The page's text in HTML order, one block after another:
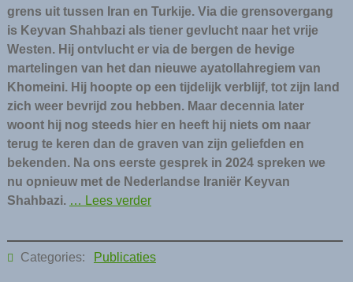
grens uit tussen Iran en Turkije. Via die grensovergang
is Keyvan Shahbazi als tiener gevlucht naar het vrije
Westen. Hij ontvlucht er via de bergen de hevige
martelingen van het dan nieuwe ayatollahregiem van
Khomeini. Hij hoopte op een tijdelijk verblijf, tot zijn land
zich weer bevrijd zou hebben. Maar decennia later
woont hij nog steeds hier en heeft hij niets om naar
terug te keren dan de graven van zijn geliefden en
bekenden. Na ons eerste gesprek in 2024 spreken we
nu opnieuw met de Nederlandse Iraniër Keyvan
Shahbazi. … Lees verder
Categories: Publicaties